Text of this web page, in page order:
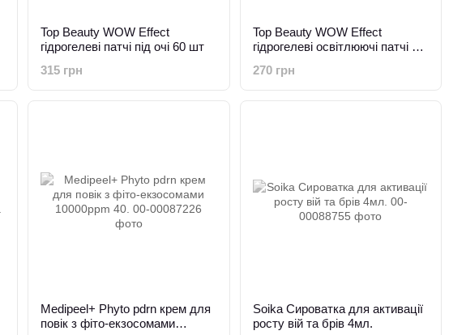
Top Beauty WOW Effect
гідрогелеві патчі під очі 60 шт
315 грн
Top Beauty WOW Effect
гідрогелеві освітлюючі патчі під
270 грн
Medipeel+ Phyto pdrn крем для
повік з фіто-екзосомами
Soika Сироватка для активації
росту вій та брів 4мл.